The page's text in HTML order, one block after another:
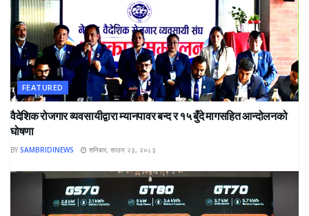
FEATURED
वैदेशिक रोजगार व्यवसायीद्वारा म्यानपावर बन्द र १५ बुँदे मागसहित आन्दोलनको
घोषणा
BY SAMBRIDINEWS शनिबार, साउन २३, २०८३